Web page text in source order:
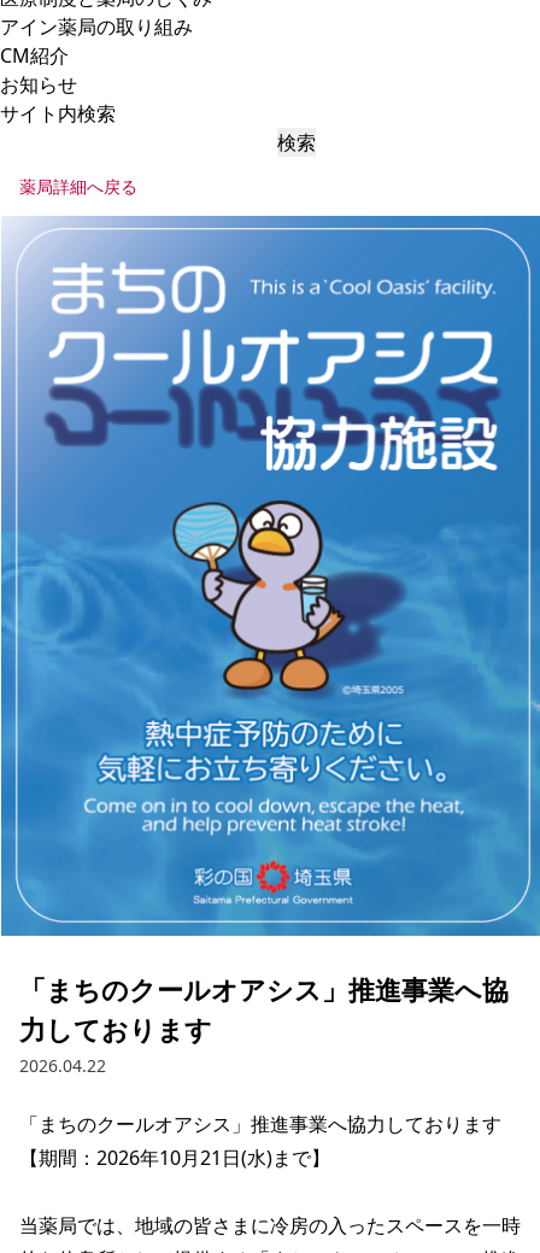
アイン薬局の取り組み
CM紹介
お知らせ
サイト内検索
検索
薬局詳細へ戻る
「まちのクールオアシス」推進事業へ協
力しております
2026.04.22
「まちのクールオアシス」推進事業へ協力しております
【期間：2026年10月21日(水)まで】
当薬局では、地域の皆さまに冷房の入ったスペースを一時